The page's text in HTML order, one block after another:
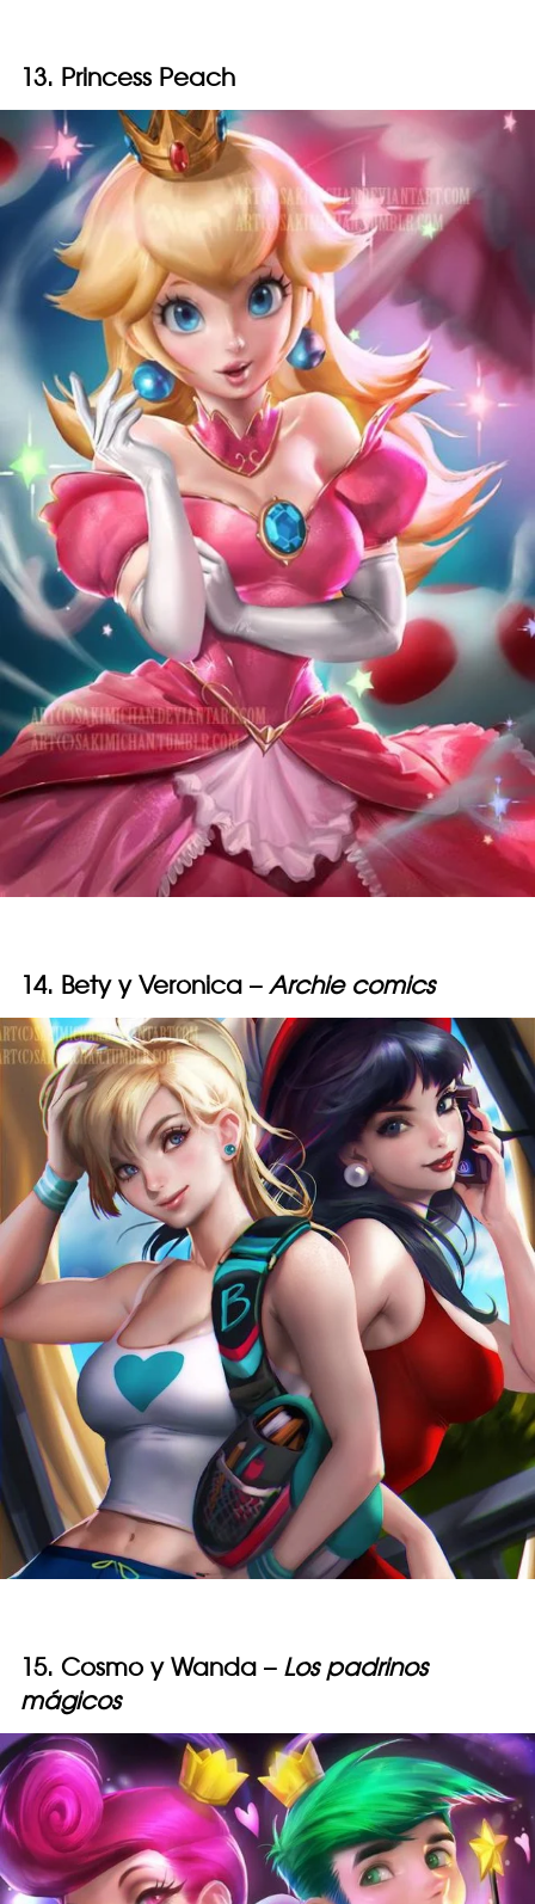
13. Princess Peach
14. Bety y Veronica – Archie comics
15. Cosmo y Wanda – Los padrinos
mágicos